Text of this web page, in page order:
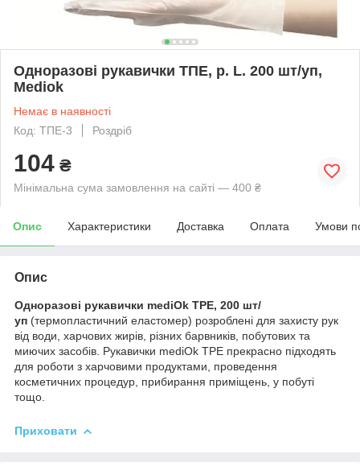
Одноразові рукавички ТПЕ, р. L. 200 шт/уп,
Mediok
Немає в наявності
Код: ТПЕ-3
Роздріб
104 ₴
Мінімальна сума замовлення на сайті — 400 ₴
Опис Характеристики Доставка Оплата Умови
Опис
Одноразові рукавички mediOk TPE, 200 шт/
уп (термопластичний еластомер) розроблені для захисту рук
від води, харчових жирів, різних барвників, побутових та
миючих засобів. Рукавички mediOk TPE прекрасно підходять
для роботи з харчовими продуктами, проведення
косметичних процедур, прибирання приміщень, у побуті
тощо.
Приховати